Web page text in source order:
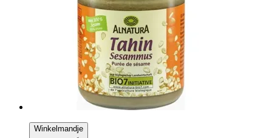
Winkelmandje